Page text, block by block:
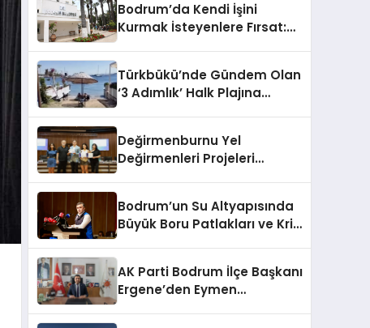
Bodrum’da Kendi İşini
Kurmak İsteyenlere Fırsat:
Türkbükü’nde Gündem Olan
‘3 Adımlık’ Halk Plajına
Değirmenburnu Yel
Değirmenleri Projeleri
Bodrum’un Su Altyapısında
Büyük Boru Patlakları ve Kriz
AK Parti Bodrum İlçe Başkanı
Ergene’den Eymen